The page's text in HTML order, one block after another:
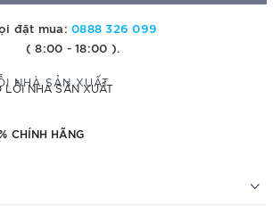
đặt mua:0888 326 099
( 8:00 - 18:00 ).
LỖI NHÀ SẢN XUẤT
CHÍNH HÃNG